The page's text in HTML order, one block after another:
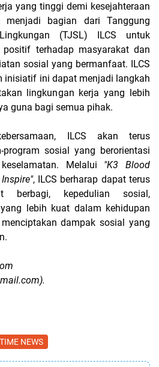
yang tinggi demi kesejahteraan
menjadi bagian dari Tanggung
(TJSL) ILCS untuk
positif terhadap masyarakat dan
sosial yang bermanfaat. ILCS
inisiatif ini dapat menjadi langkah
lingkungan kerja yang lebih
guna bagi semua pihak.
ILCS akan terus
program sosial yang berorientasi
Melalui "K3 Blood
, ILCS berharap dapat terus
berbagi, kepedulian sosial,
lebih kuat dalam kehidupan
dampak sosial yang
NEWS